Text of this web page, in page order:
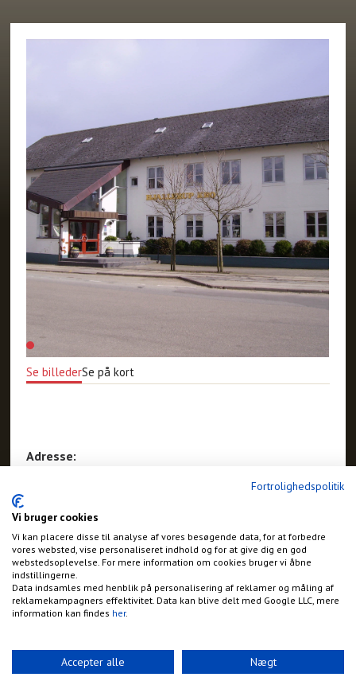
Fortrolighedspolitik
Vi bruger cookies
Vi kan placere disse til analyse af vores besøgende data, for at forbedre
vores websted, vise personaliseret indhold og for at give dig en god
webstedsoplevelse. For mere information om cookies bruger vi åbne
indstillingerne.
Data indsamles med henblik på personalisering af reklamer og måling af
reklamekampagners effektivitet. Data kan blive delt med Google LLC, mere
information kan findes her.
Accepter alle Nægt
Se billederSe på kort
Adresse: